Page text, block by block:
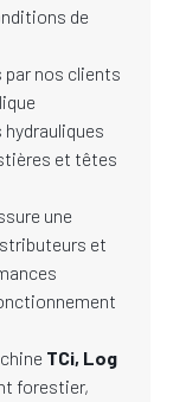
de
par nos clients
et têtes
une
et
TCi, Log
forestier,